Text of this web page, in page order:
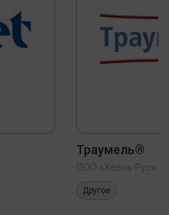
Траумель®
ООО «Хеель Рус»
Другое